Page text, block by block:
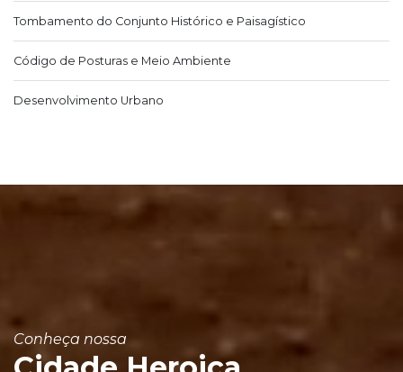
Tombamento do Conjunto Histórico e Paisagístico
Código de Posturas e Meio Ambiente
Desenvolvimento Urbano
Conheça nossa